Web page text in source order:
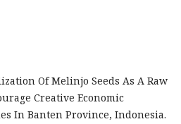
Of Melinjo Seeds As A Raw
Creative Economic
In Banten Province, Indonesia.